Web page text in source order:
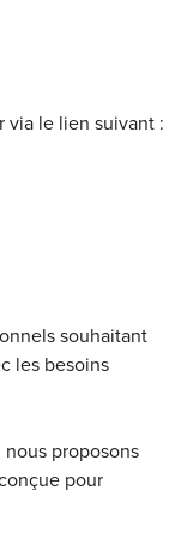
via le lien suivant :
souhaitant
les besoins
proposons
pour